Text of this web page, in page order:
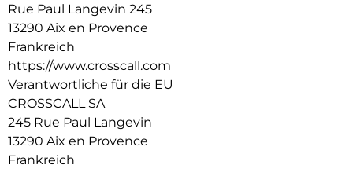
Der X-VIBES ist das ideale Bluetooth-Headset für eine klare
und effektive Kommunikation, aber auch für die Wiedergabe
all Ihrer Audioinhalte. Ob Podcasts, Videokonferenzen,
Telefonate oder Musik – das Gerät ist nicht nur leicht,
sondern bietet auch eine lange Akkulaufzeit.
eine innovative Erfahrung mit vielen Vorteilen
dank der ergonomischen Gestaltung und Positionierung der
Mikrofone, die für den Einsatz in besonders geräuschvollen
Umgebungen entwickelt wurden.
Rue Paul Langevin 245
13290 Aix en Provence
Frankreich
https://www.crosscall.com
Verantwortliche für die EU
CROSSCALL SA
245 Rue Paul Langevin
13290 Aix en Provence
Frankreich